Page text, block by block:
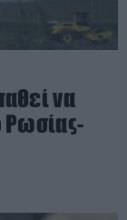
να
Ρωσίας-